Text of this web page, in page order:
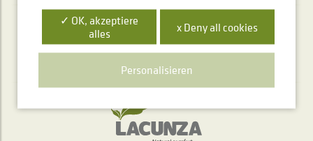
Telefonischer Auskunftsservice
+34 948 563 511
✓ OK, akzeptiere
alles
x Deny all cookies
Personalisieren